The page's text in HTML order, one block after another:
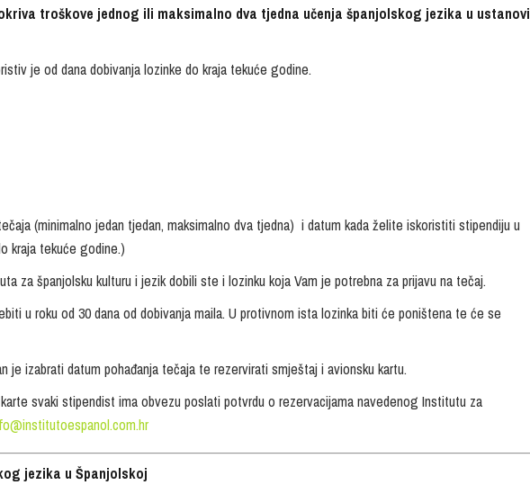
troškove jednog ili maksimalno dva tjedna učenja španjolskog jezika u ustanovi
je od dana dobivanja lozinke do kraja tekuće godine.
(minimalno jedan tjedan, maksimalno dva tjedna) i datum kada želite iskoristiti stipendiju u
kraja tekuće godine.)
za španjolsku kulturu i jezik dobili ste i lozinku koja Vam je potrebna za prijavu na tečaj.
u roku od 30 dana od dobivanja maila. U protivnom ista lozinka biti će poništena te će se
je izabrati datum pohađanja tečaja te rezervirati smještaj i avionsku kartu.
svaki stipendist ima obvezu poslati potvrdu o rezervacijama navedenog Institutu za
jezika u Španjolskoj